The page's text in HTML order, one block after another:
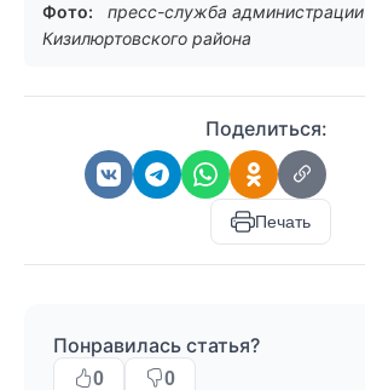
Фото:
пресс-служба администрации
Кизилюртовского района
Поделиться:
Печать
Понравилась статья?
0 0